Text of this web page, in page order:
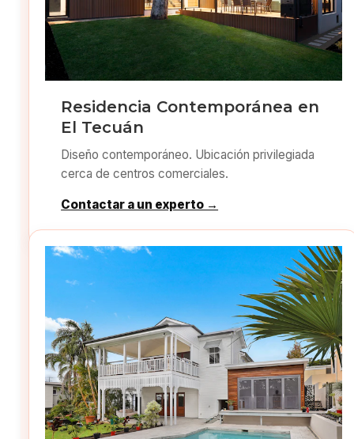
Residencia Contemporánea en
El Tecuán
Diseño contemporáneo. Ubicación privilegiada
cerca de centros comerciales.
Contactar a un experto →